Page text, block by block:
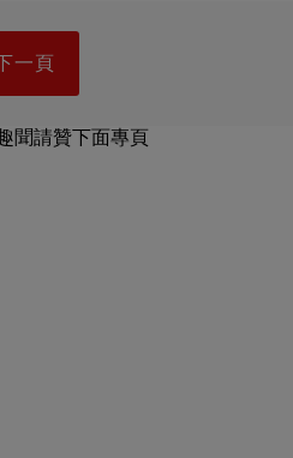
一頁
聞請贊下面專頁